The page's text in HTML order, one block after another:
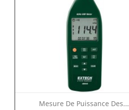
Mesure De Puissance Des...